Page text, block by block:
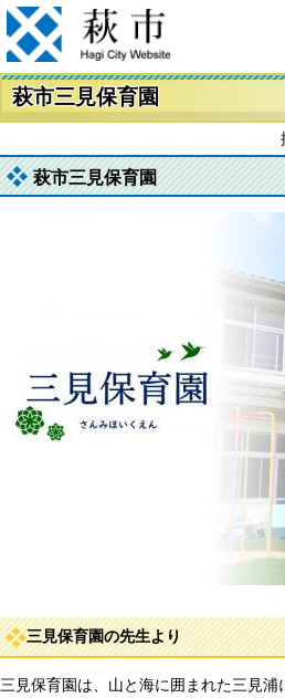
萩市三見保育園
萩市三見保育園
三見保育園の先生より
三見保育園は、山と海に囲まれた三見浦